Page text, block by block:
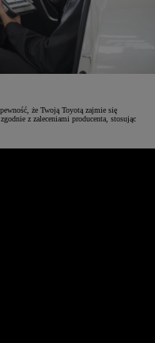
że Twoją Toyotą zajmie się
z zaleceniami producenta, stosując